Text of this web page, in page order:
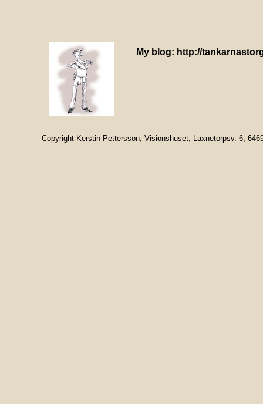
Copyright Kerstin Pettersson, Visionshuset, Laxnetorpsv. 6,
My blog: http://